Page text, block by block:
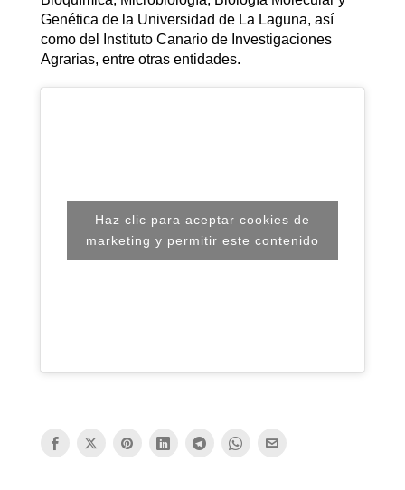
Genética de la Universidad de La Laguna, así
como del Instituto Canario de Investigaciones
Agrarias, entre otras entidades.
Haz clic para aceptar cookies de
marketing y permitir este contenido